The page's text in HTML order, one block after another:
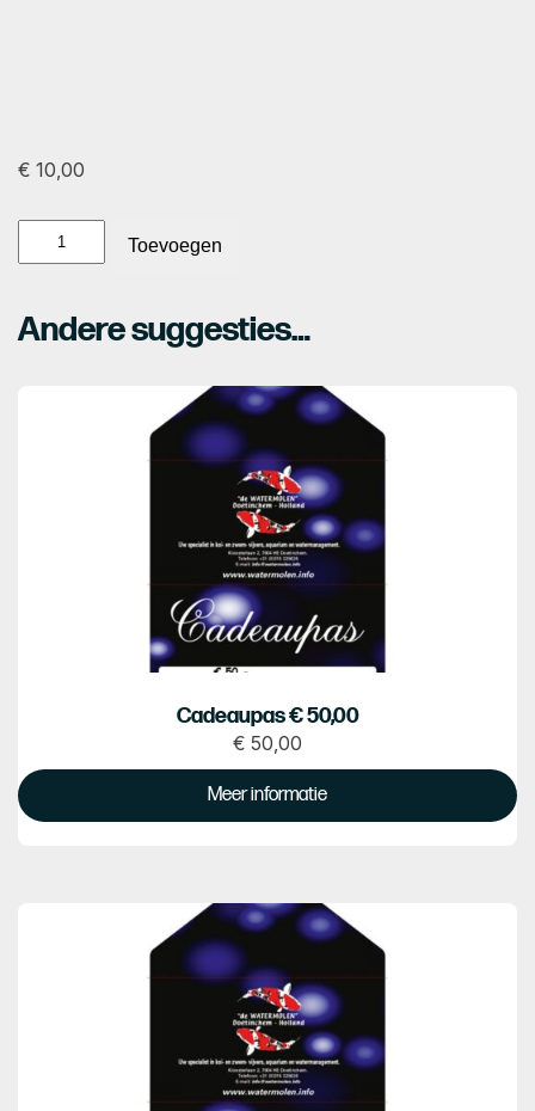
€ 10,00
Cadeaupas
€
aantal
Toevoegen
Andere suggesties…
Cadeaupas € 50,00
€ 50,00
Prijs€
Meer informatie